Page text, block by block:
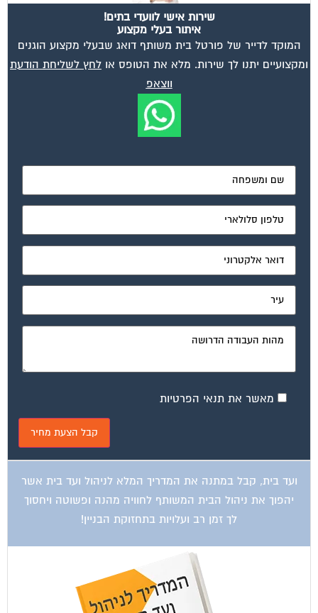
שירות אישי לוועדי בתים!
איתור בעלי מקצוע
המוקד לדייר של פורטל בית משותף דואג שבעלי מקצוע הוגנים
ומקצועיים יתנו לך שירות. מלא את הטופס או לחץ לשליחת הודעת
ווצאפ
מאשר את תנאי הפרטיות
ועד בית, קבל במתנה את המדריך המלא לניהול ועד בית אשר
יהפוך את ניהול הבית המשותף לחוויה מהנה ופשוטה ויחסוך
לך זמן רב ועלויות בתחזוקת הבניין!